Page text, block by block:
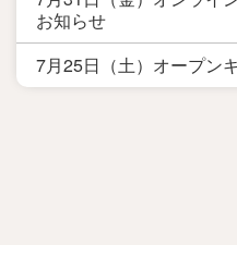
お知らせ
7月25日（土）オープン